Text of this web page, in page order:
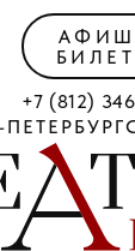
+7 (812)